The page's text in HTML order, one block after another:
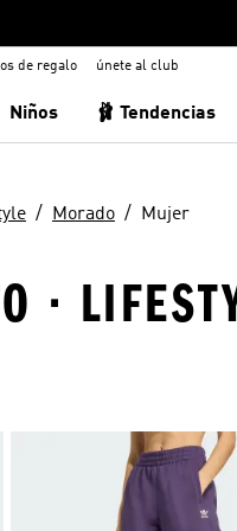
de regalo únete al club
Niños 🩰 Tendencias
Morado Mujer
·
a la lista de deseos